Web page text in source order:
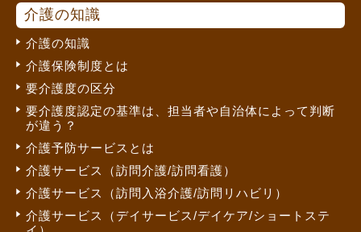
介護の知識
介護の知識
介護保険制度とは
要介護度の区分
要介護度認定の基準は、担当者や自治体によって判断
が違う？
介護予防サービスとは
介護サービス（訪問介護/訪問看護）
介護サービス（訪問入浴介護/訪問リハビリ）
介護サービス（デイサービス/デイケア/ショートステ